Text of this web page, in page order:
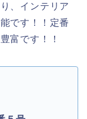
、インテリア
です！！定番
富です！！